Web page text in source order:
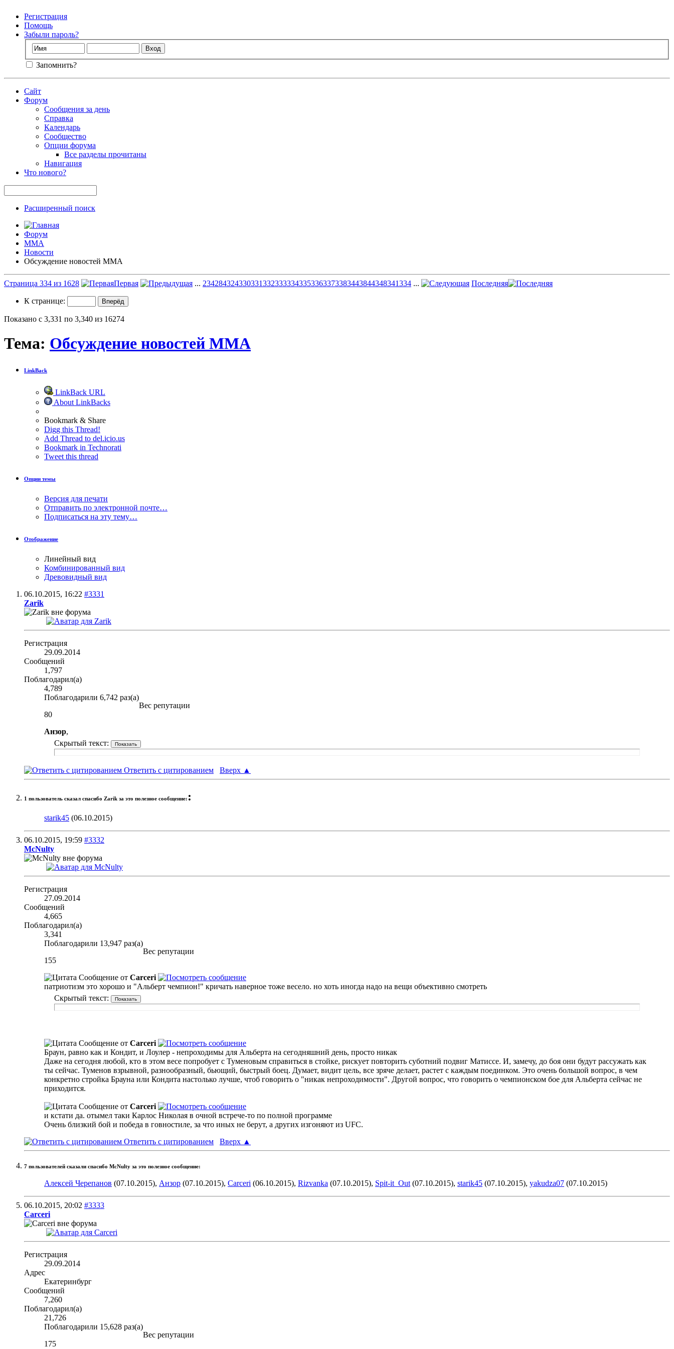
Регистрация
Помощь
Забыли пароль?
Запомнить?
Сайт
Форум
Сообщения за день
Справка
Календарь
Сообщество
Опции форума
Все разделы прочитаны
Навигация
Что нового?
Расширенный поиск
Форум
ММА
Новости
Обсуждение новостей ММА
Страница 334 из 1628 Первая ... 2342843243303313323333343353363373383443844348341334 ... Последняя
К странице:
Показано с 3,331 по 3,340 из 16274
Тема: Обсуждение новостей ММА
LinkBack
LinkBack URL
About LinkBacks
Bookmark & Share
Digg this Thread!
Add Thread to del.icio.us
Bookmark in Technorati
Tweet this thread
Опции темы
Версия для печати
Отправить по электронной почте…
Подписаться на эту тему…
Отображение
Линейный вид
Комбинированный вид
Древовидный вид
06.10.2015, 16:22 #3331
Zarik
Регистрация
29.09.2014
Сообщений
1,797
Поблагодарил(а)
4,789
Поблагодарили 6,742 раз(а)
Вес репутации
80
Анзор,
Скрытый текст:
Ответить с цитированием Вверх ▲
1 пользователь сказал cпасибо Zarik за это полезное сообщение: :
starik45 (06.10.2015)
06.10.2015, 19:59 #3332
McNulty
Регистрация
27.09.2014
Сообщений
4,665
Поблагодарил(а)
3,341
Поблагодарили 13,947 раз(а)
Вес репутации
155
Сообщение от Carceri
патриотизм это хорошо и "Альберт чемпион!" кричать наверное тоже весело. но хоть иногда надо на вещи объективно смотреть
Скрытый текст:
Сообщение от Carceri
Браун, равно как и Кондит, и Лоулер - непроходимы для Альберта на сегодняшний день, просто никак
Даже на сегодня любой, кто в этом весе попробует с Туменовым справиться в стойке, рискует повторить суботний подвиг Матиссе. И, замечу, до боя они будут рассужать как
ты сейчас. Туменов взрывной, разнообразный, бьющий, быстрый боец. Думает, видит цель, все зряче делает, растет с каждым поединком. Это очень большой вопрос, в чем
конкретно стройка Брауна или Кондита настолько лучше, чтоб говорить о "никак непроходимости". Другой вопрос, что говорить о чемпионском бое для Альберта сейчас не
приходится.
Сообщение от Carceri
и кстати да. отымел таки Карлос Николая в очной встрече-то по полной программе
Очень близкий бой и победа в говностиле, за что иных не берут, а других изгоняют из UFC.
Ответить с цитированием
Вверх ▲
7 пользователей сказали cпасибо McNulty за это полезное сообщение:
Алексей Черепанов (07.10.2015), Анзор (07.10.2015), Carceri (06.10.2015), Rizvanka (07.10.2015), Spit-it_Out(07.10.2015), starik45 (07.10.2015), yakudza07 (07.10.2015)
06.10.2015, 20:02 #3333
Carceri
Регистрация
29.09.2014
Адрес
Екатеринбург
Сообщений
7,260
Поблагодарил(а)
21,726
Поблагодарили 15,628 раз(а)
Вес репутации
175